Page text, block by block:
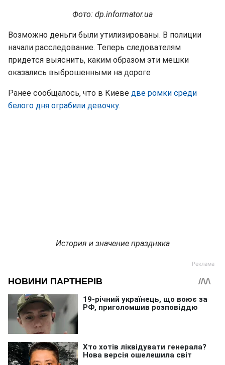
Фото: dp.informator.ua
Возможно деньги были утилизированы. В полиции
начали расследование. Теперь следователям
придется выяснить, каким образом эти мешки
оказались выброшенными на дороге
Ранее сообщалось, что в Киеве две ромки среди
белого дня ограбили девочку.
История и значение праздника